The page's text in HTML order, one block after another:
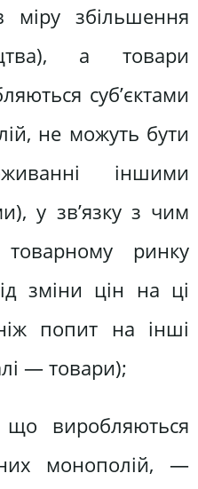
збільшення
а товари
суб’єктами
не можуть бути
іншими
у зв’язку з чим
ринку
зміни цін на ці
попит на інші
— товари);
що виробляються
монополій, —